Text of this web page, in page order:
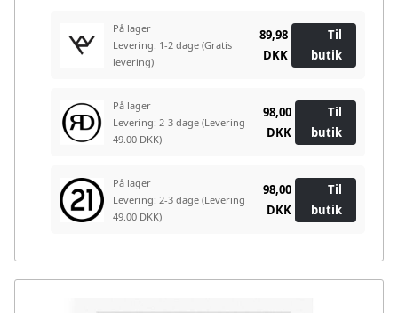
På lager
Levering: 1-2 dage (Gratis
levering)
89,98
DKK
Til
butik
På lager
Levering: 2-3 dage (Levering
49.00 DKK)
98,00
DKK
Til
butik
På lager
Levering: 2-3 dage (Levering
49.00 DKK)
98,00
DKK
Til
butik